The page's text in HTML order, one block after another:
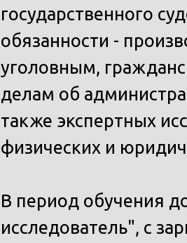
государственного
обязанности -
уголовным,
делам об
также экспертных
физических и
В период обучения
исследователь", с